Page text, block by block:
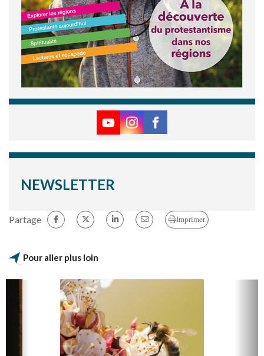
NEWSLETTER
Partage Imprimer
Pour aller plus loin